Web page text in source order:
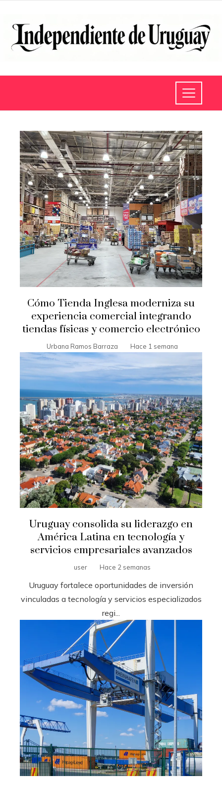
Cómo Tienda Inglesa moderniza su
experiencia comercial integrando
tiendas físicas y comercio electrónico
Urbana Ramos Barraza Hace 1 semana
Uruguay consolida su liderazgo en
América Latina en tecnología y
servicios empresariales avanzados
user Hace 2 semanas
Uruguay fortalece oportunidades de inversión
vinculadas a tecnología y servicios especializados
regi...